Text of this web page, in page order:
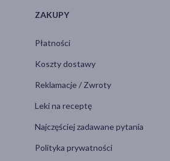
ZAKUPY
Płatności
Koszty dostawy
Reklamacje / Zwroty
Leki na receptę
Najczęściej zadawane pytania
Polityka prywatności